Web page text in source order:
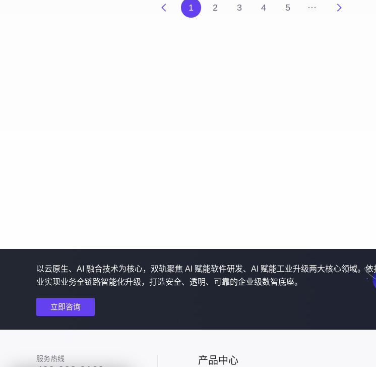
1 2 3 4 5 ···
以云原生、AI 融合技术为核心，双轨聚焦 AI 赋能软件研发、AI 赋能工业升级两大核心领域。
业实现业务全链路智能化升级，打造安全、透明、可靠的企业级数智底座。
立即咨询
服务热线 产品中心